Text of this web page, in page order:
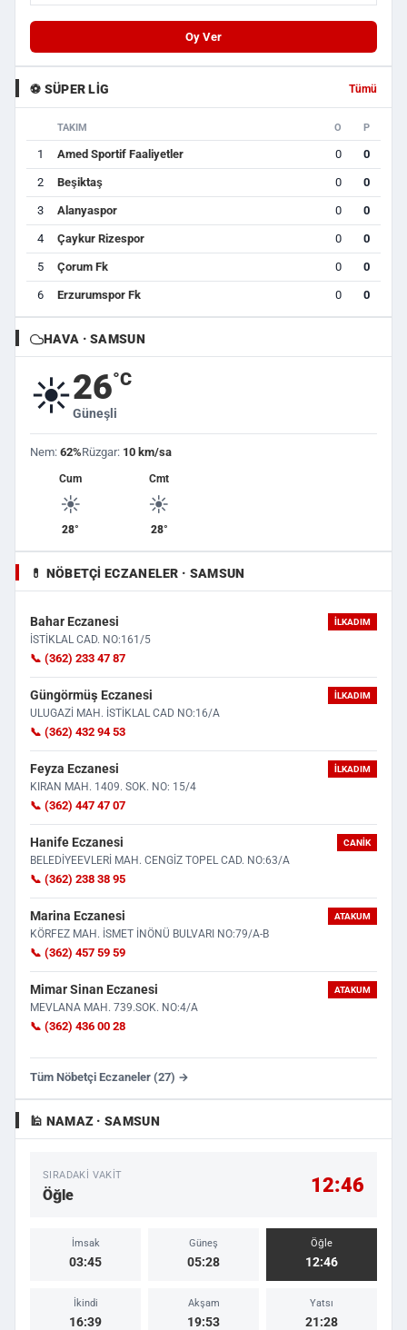
Oy Ver
⚽ SÜPER LIG Tümü
TAKIM O P
1 Amed Sportif Faaliyetler 0 0
2 Beşiktaş 0 0
3 Alanyaspor 0 0
4 Çaykur Rizespor 0 0
5 Çorum Fk 0 0
6 Erzurumspor Fk 0 0
HAVA · SAMSUN
☀️26°C
Güneşli
Nem: 62%Rüzgar: 10 km/sa
Cum
☀️
28°
Cmt
☀️
28°
💊 NÖBETÇI ECZANELER · SAMSUN
Bahar Eczanesi İLKADIM
İSTİKLAL CAD. NO:161/5
📞 (362) 233 47 87
Güngörmüş Eczanesi İLKADIM
ULUGAZİ MAH. İSTİKLAL CAD NO:16/A
📞 (362) 432 94 53
Feyza Eczanesi İLKADIM
KIRAN MAH. 1409. SOK. NO: 15/4
📞 (362) 447 47 07
Hanife Eczanesi CANIK
BELEDİYEEVLERİ MAH. CENGİZ TOPEL CAD. NO:63/A
📞 (362) 238 38 95
Marina Eczanesi ATAKUM
KÖRFEZ MAH. İSMET İNÖNÜ BULVARI NO:79/A-B
📞 (362) 457 59 59
Mimar Sinan Eczanesi ATAKUM
MEVLANA MAH. 739.SOK. NO:4/A
📞 (362) 436 00 28
Tüm Nöbetçi Eczaneler (27) →
🕌 NAMAZ · SAMSUN
SIRADAKI VAKIT
Öğle 12:46
İmsak
03:45
Güneş
05:28
Öğle
12:46
İkindi
16:39
Akşam
19:53
Yatsı
21:28